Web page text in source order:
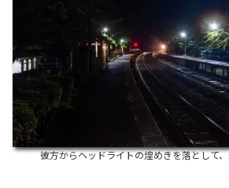
彼方からヘッドライトの煌めきを落として